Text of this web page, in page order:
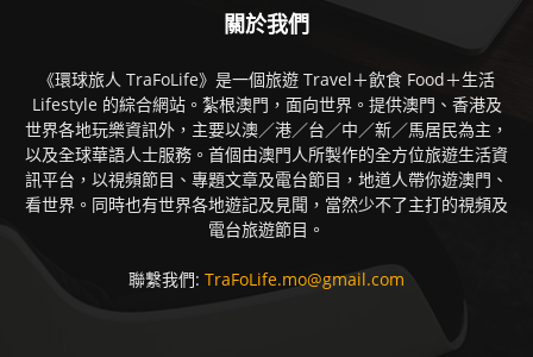
關於我們
《環球旅人 TraFoLife》是一個旅遊 Travel＋飲食 Food＋生活
Lifestyle 的綜合網站。紮根澳門，面向世界。提供澳門、香港及
世界各地玩樂資訊外，主要以澳／港／台／中／新／馬居民為主，
以及全球華語人士服務。首個由澳門人所製作的全方位旅遊生活資
訊平台，以視頻節目、專題文章及電台節目，地道人帶你遊澳門、
看世界。同時也有世界各地遊記及見聞，當然少不了主打的視頻及
電台旅遊節目。
聯繫我們: TraFoLife.mo@gmail.com